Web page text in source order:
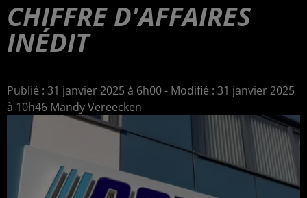
CHIFFRE D'AFFAIRES
INÉDIT
Publié : 31 janvier 2025 à 6h00 - Modifié : 31 janvier 2025
à 10h46 Mandy Vereecken